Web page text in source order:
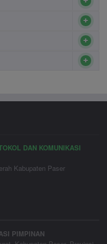
DAN KOMUNIKASI
Kabupaten Paser
PIMPINAN